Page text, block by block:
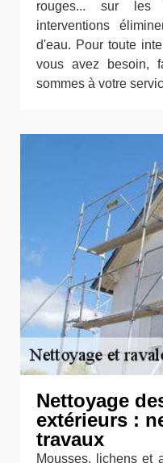
rouges... sur
interventions
d'eau. Pour toute
vous avez besoin,
sommes à votre
Nettoyage
extérieurs :
travaux
Mousses, lichens et